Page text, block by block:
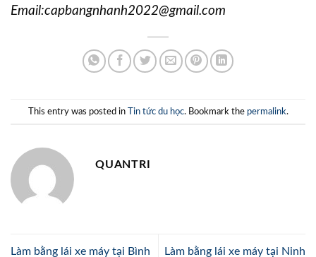
Email:capbangnhanh2022@gmail.com
This entry was posted in Tin tức du học. Bookmark the permalink.
QUANTRI
Làm bằng lái xe máy tại Bình
Làm bằng lái xe máy tại Ninh